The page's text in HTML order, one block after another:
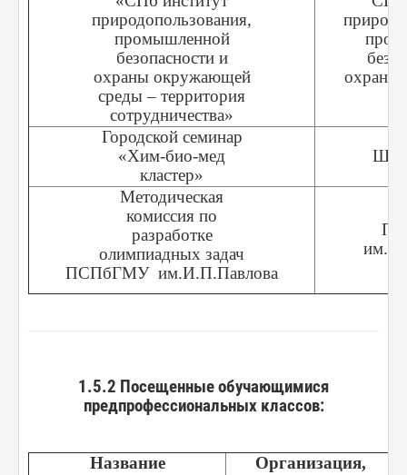
природопользования,
промышленной
безопасности и
охраны окружающей
среды – территория
сотрудничества»
охраны
Городской семинар
«Хим-био-мед
кластер»
Методическая
комиссия по
разработке
олимпиадных задач
ПСПбГМУ им.И.П.Павлова
1.5.2 Посещенные обучающимися
предпрофессиональных классов:
Название
Организация,